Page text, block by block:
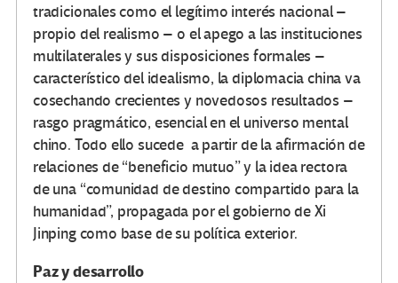
tradicionales como el legítimo interés nacional –
propio del realismo – o el apego a las instituciones
multilaterales y sus disposiciones formales –
característico del idealismo, la diplomacia china va
cosechando crecientes y novedosos resultados –
rasgo pragmático, esencial en el universo mental
chino. Todo ello sucede a partir de la afirmación de
relaciones de “beneficio mutuo” y la idea rectora
de una “comunidad de destino compartido para la
humanidad”, propagada por el gobierno de Xi
Jinping como base de su política exterior.
Paz y desarrollo